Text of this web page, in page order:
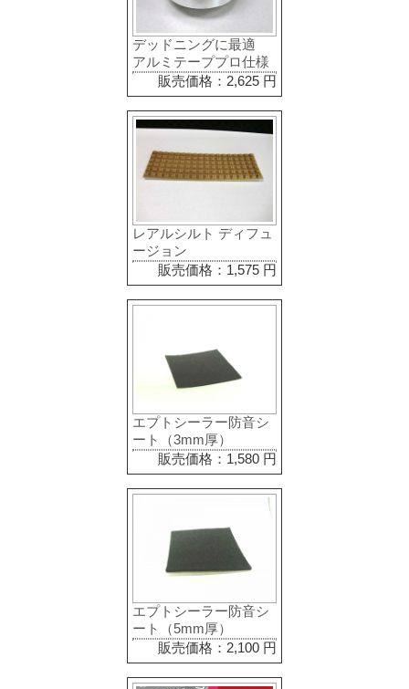
デッドニングに最適
アルミテーププロ仕様
販売価格：2,625 円
レアルシルト ディフュ
ージョン
販売価格：1,575 円
エプトシーラー防音シ
ート（3mm厚）
販売価格：1,580 円
エプトシーラー防音シ
ート（5mm厚）
販売価格：2,100 円